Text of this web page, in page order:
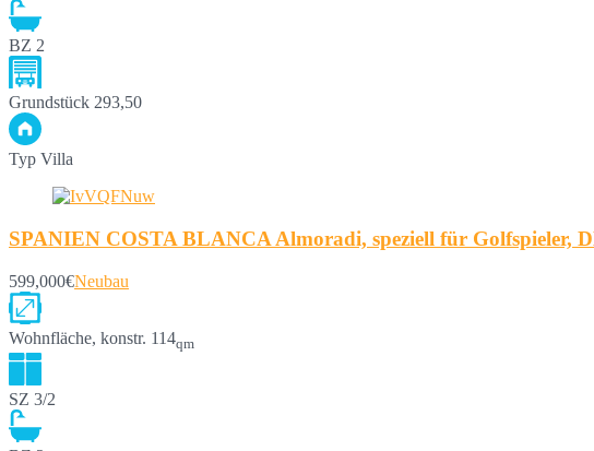
BZ 2
Grundstück 293,50
Typ Villa
SPANIEN COSTA BLANCA Almoradi, speziell für Golfspieler,
599,000€Neubau
Wohnfläche, konstr. 114qm
SZ 3/2